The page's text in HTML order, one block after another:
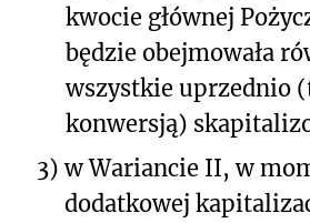
kwocie głównej
będzie obejmowała
wszystkie uprzednio
konwersją)
3) w Wariancie II, w
dodatkowej